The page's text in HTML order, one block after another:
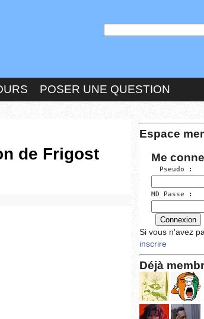
POSER UNE QUESTION
de Frigost
Espace
Me
  Pseudo :
MD Passe :
Si vous n'avez
inscrire
Déjà